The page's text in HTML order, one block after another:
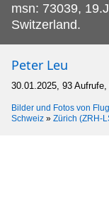
msn: 73039,
Switzerland.
Peter Leu
30.01.2025, 93
Bilder und Fotos von
Schweiz » Zürich (ZRH-